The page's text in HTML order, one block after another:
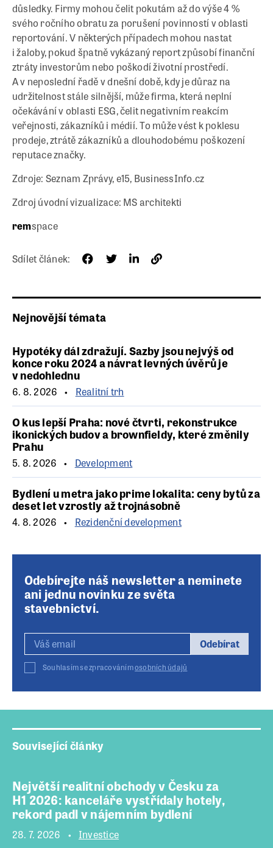
důsledky. Firmy mohou čelit pokutám až do výše 4 %
svého ročního obratu za porušení povinností v oblasti
reportování. V některých případech mohou nastat
i žaloby, pokud špatně vykázaný report způsobí finanční
ztráty investorům nebo poškodí životní prostředí.
A v neposlední řadě v dnešní době, kdy je důraz na
udržitelnost stále silnější, může firma, která neplní
očekávání v oblasti ESG, čelit negativním reakcím
veřejnosti, zákazníků i médií. To může vést k poklesu
prodeje, ztrátě zákazníků a dlouhodobému poškození
reputace značky.
Zdroje: Seznam Zprávy, e15, BusinessInfo.cz
Zdroj úvodní vizualizace: MS architekti
remspace
Sdílet článek:
Nejnovější témata
Hypotéky dál zdražují. Sazby jsou nejvýš od
konce roku 2024 a návrat levných úvěrů je
v nedohlednu
6. 8. 2026 Realitní trh
O kus lepší Praha: nové čtvrti, rekonstrukce
ikonických budov a brownfieldy, které změnily
Prahu
5. 8. 2026 Development
Bydlení u metra jako prime lokalita: ceny bytů za
deset let vzrostly až trojnásobně
4. 8. 2026 Rezidenční development
Odebírejte náš newsletter a neminete
ani jednu novinku ze světa
stavebnictví.
Odebírat
Souhlasím se zpracovánímosobních údajů
Související články
Největší realitní obchody v Česku za
H1 2026: kanceláře vystřídaly hotely,
rekord padl v nájemním bydlení
28. 7. 2026
Investice